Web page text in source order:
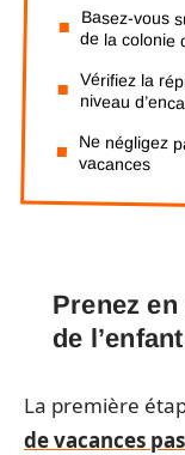
Basez-vous
de la colonie
Vérifiez la
niveau
Ne négligez
vacances
Prenez
de l’enfant
La première
de vacances